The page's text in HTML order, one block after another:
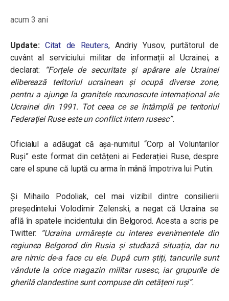
acum 3 ani
Update: Citat de Reuters, Andriy Yusov, purtătorul de
cuvânt al serviciului militar de informații al Ucrainei, a
declarat:
“Forțele de securitate și apărare ale Ucrainei
eliberează teritoriul ucrainean și ocupă diverse zone,
pentru a ajunge la granițele recunoscute internațional ale
Ucrainei din 1991. Tot ceea ce se întâmplă pe teritoriul
Federației Ruse este un conflict intern rusesc”.
Oficialul a adăugat că așa-numitul “Corp al Voluntarilor
Ruși” este format din cetățeni ai Federației Ruse, despre
care el spune că luptă cu arma în mână împotriva lui Putin.
Și Mihailo Podoliak, cel mai vizibil dintre consilierii
președintelui Volodimir Zelenski, a negat că Ucraina se
află în spatele incidentului din Belgorod. Acesta a scris pe
Twitter:
“Ucraina urmărește cu interes evenimentele din
regiunea Belgorod din Rusia și studiază situația, dar nu
are nimic de-a face cu ele. După cum știți, tancurile sunt
vândute la orice magazin militar rusesc, iar grupurile de
gherilă clandestine sunt compuse din cetățeni ruși”.